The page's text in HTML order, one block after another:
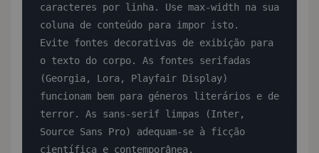
caracteres por linha. Use max-width na sua
coluna de conteúdo para impor isto.
Evite fontes decorativas de exibição para
o texto do corpo. As fontes serifadas
(Georgia, Lora, Playfair Display)
funcionam bem para géneros literários e de
terror. As sans-serif limpas (Inter,
Source Sans Pro) adequam-se à ficção
científica e contemporânea.